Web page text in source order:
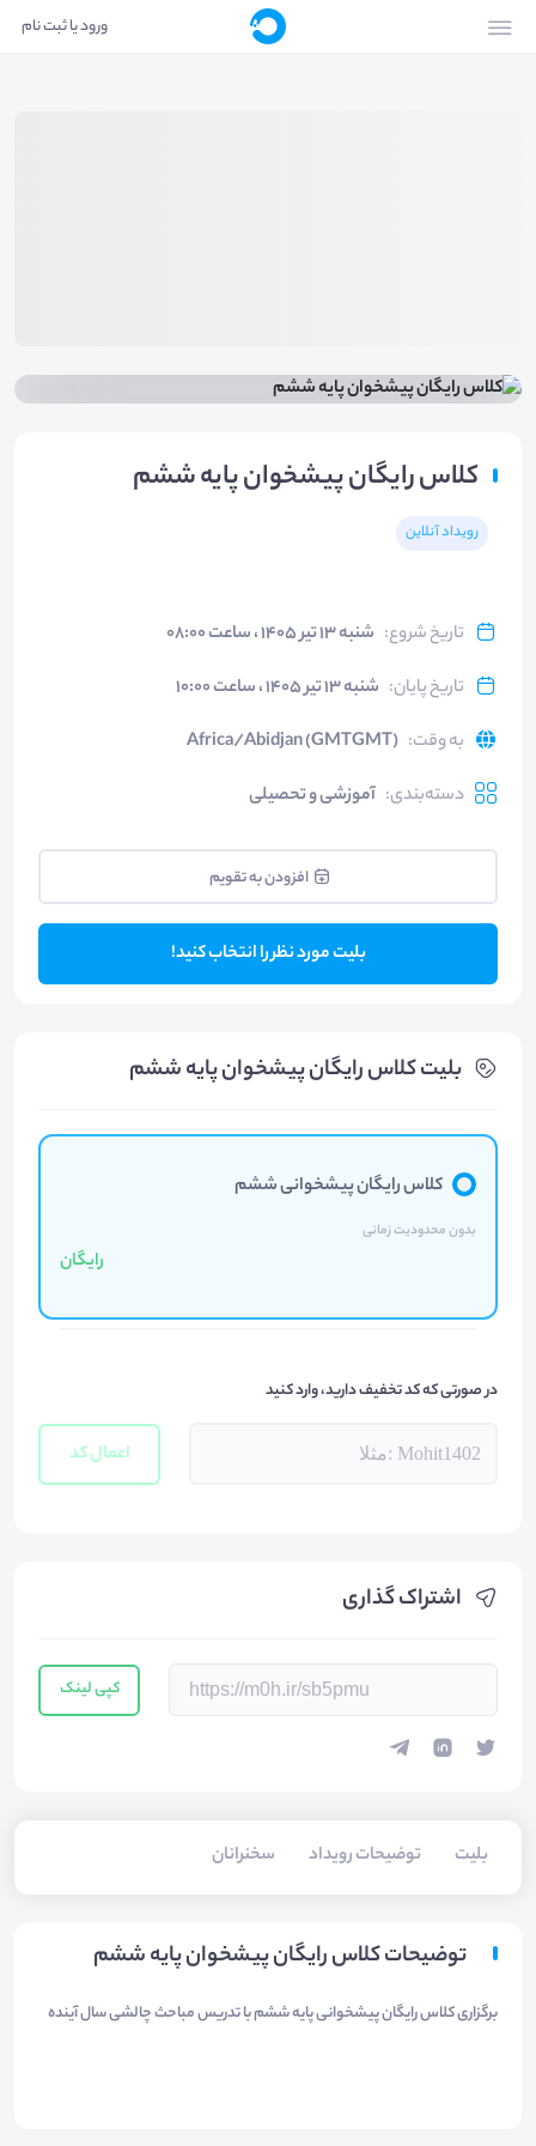
ورود یا ثبت نام
کلاس رایگان پیشخوان پایه ششم
رویداد آنلاین
تاریخ شروع: شنبه ۱۳ تیر ۱۴۰۵ ، ساعت ۰۸:۰۰
تاریخ پایان: شنبه ۱۳ تیر ۱۴۰۵ ، ساعت ۱۰:۰۰
به وقت:
Africa/Abidjan (GMTGMT)
دسته‌بندی: آموزشی و تحصیلی
افزودن به تقویم
بلیت مورد نظر را انتخاب کنید!
اشتراک گذاری
کپی لینک
بلیت‌ توضیحات رویداد سخنرانان
بلیت‌ کلاس رایگان پیشخوان پایه ششم
کلاس رایگان پیشخوانی ششم
بدون محدودیت زمانی
رایگان
در صورتی که کد تخفیف دارید، وارد کنید
اعمال کد
توضیحات کلاس رایگان پیشخوان پایه ششم
برگزاری کلاس رایگان پیشخوانی پایه ششم با تدریس مباحث چالشی سال آینده